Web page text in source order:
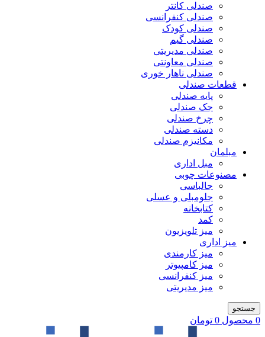
صندلی کانتر
صندلی کنفرانسی
صندلی کودک
صندلی گیم
صندلی مدیریتی
صندلی معاونتی
صندلی ناهار خوری
قطعات صندلی
پایه صندلی
جک صندلی
چرخ صندلی
دسته صندلی
مکانیزم صندلی
مبلمان
مبل اداری
مصنوعات چوبی
جالباسی
جلومبلی و عسلی
کتابخانه
کمد
میز تلویزیون
میز اداری
میز کارمندی
میز کامپیوتر
میز کنفرانسی
میز مدیریتی
جستجو
0 محصول 0 تومان